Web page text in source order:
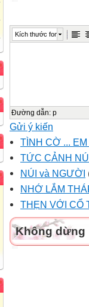
Kích thước font
Đường dẫn: p
Gửi ý kiến
TÌNH CỜ ... EM
TỨC CẢNH
NÚI và NGƯỜI
NHỚ LẮM
THẸN VỚI CỔ
Không dừng